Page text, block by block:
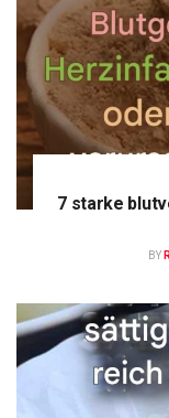
7 starke
BY